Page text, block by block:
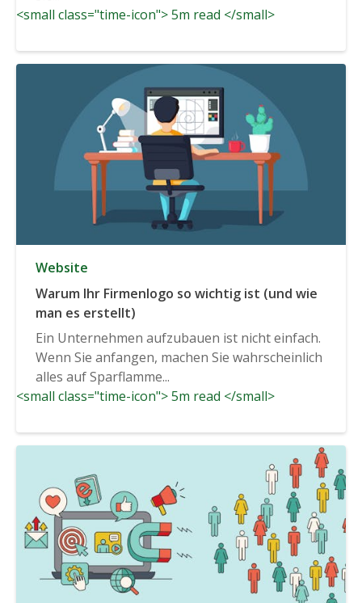
<small class="time-icon"> 5m read </small>
Website
Warum Ihr Firmenlogo so wichtig ist (und wie
man es erstellt)
Ein Unternehmen aufzubauen ist nicht einfach.
Wenn Sie anfangen, machen Sie wahrscheinlich
alles auf Sparflamme...
<small class="time-icon"> 5m read </small>